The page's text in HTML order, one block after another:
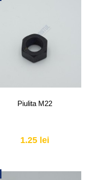
Piulita M22
1.25 lei